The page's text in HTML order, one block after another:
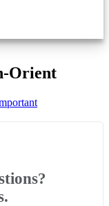
Orient